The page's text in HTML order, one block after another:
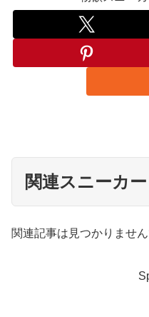
関連スニーカー
関連記事は見つかりません